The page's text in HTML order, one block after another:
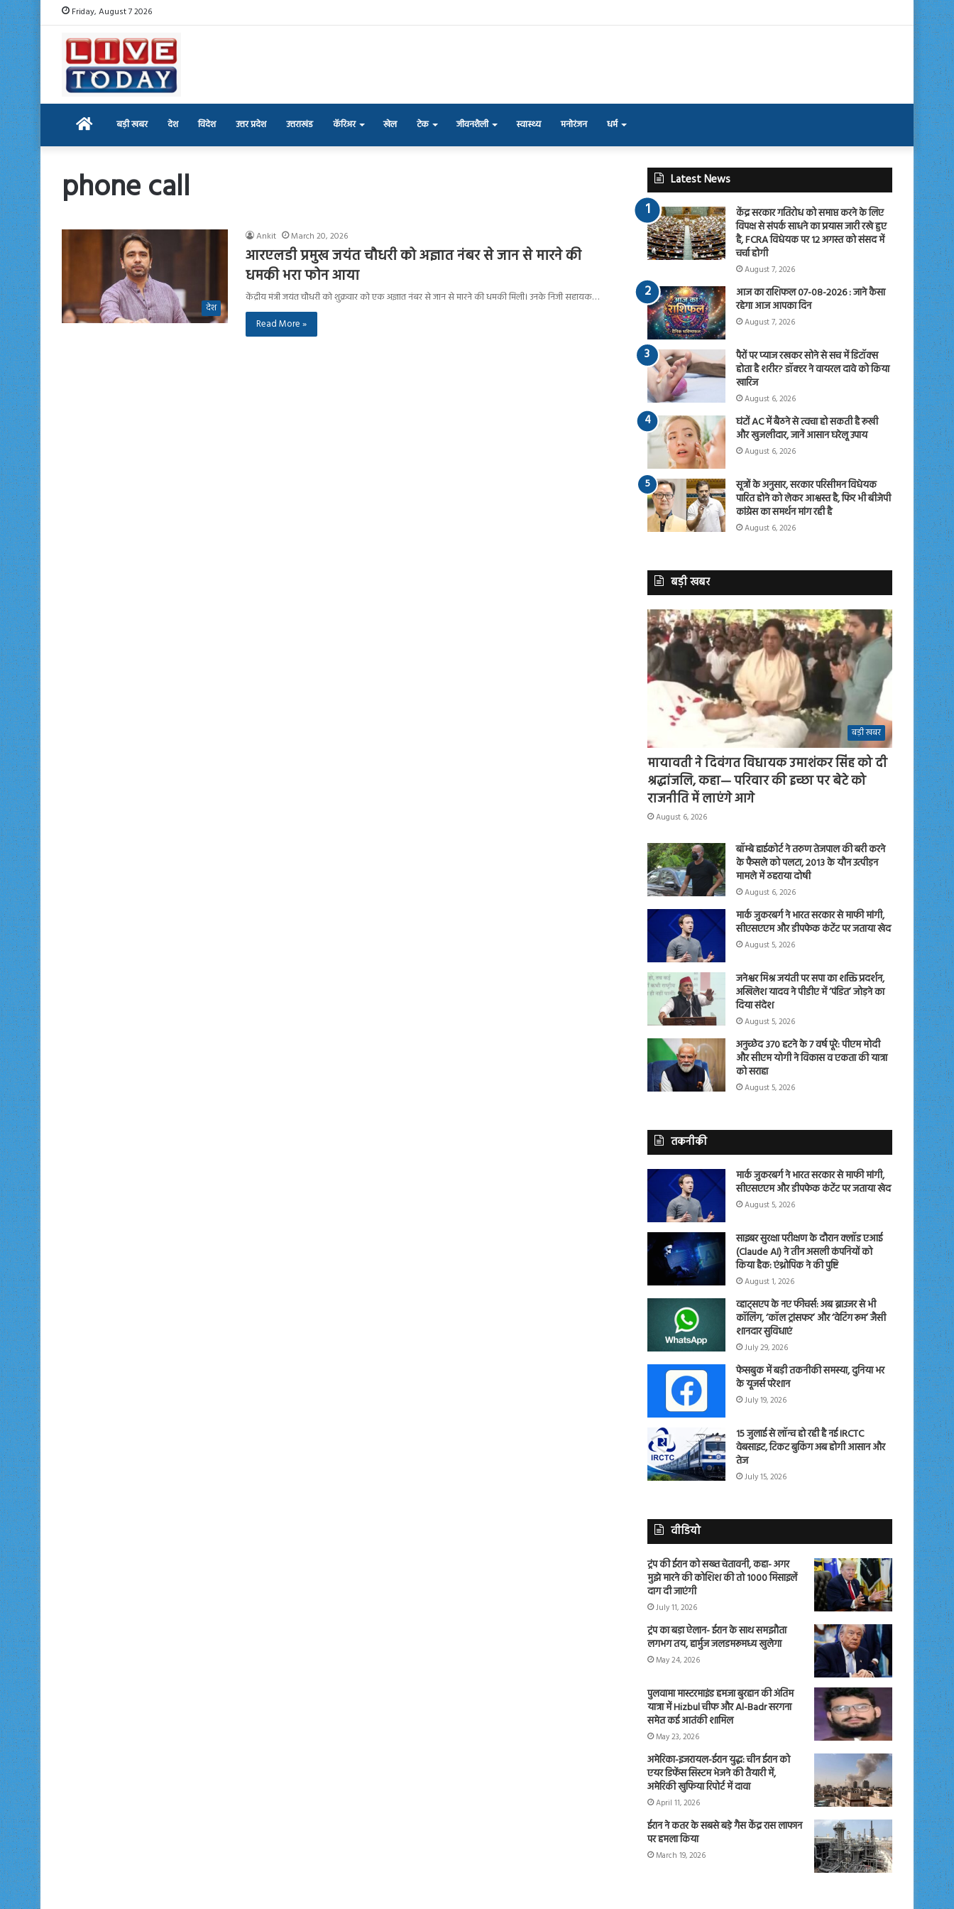
Friday, August 7 2026
Home बड़ी खबर देश विदेश उत्तर प्रदेश उत्तराखंड कॅरिअर खेल टेक जीवनशैली स्वास्थ्य मनोरंजन धर्म
phone call
देश
Ankit March 20, 2026
आरएलडी प्रमुख जयंत चौधरी को अज्ञात नंबर से जान से मारने की
धमकी भरा फोन आया
केंद्रीय मंत्री जयंत चौधरी को शुक्रवार को एक अज्ञात नंबर से जान से मारने की धमकी मिली। उनके निजी सहायक…
Read More »
Latest News
केंद्र सरकार गतिरोध को समाप्त करने के लिए
विपक्ष से संपर्क साधने का प्रयास जारी रखे हुए
है, FCRA विधेयक पर 12 अगस्त को संसद में
चर्चा होगी
August 7, 2026
आज का राशिफल 07-08-2026 : जाने कैसा
रहेगा आज आपका दिन
August 7, 2026
पैरों पर प्याज रखकर सोने से सच में डिटॉक्स
होता है शरीर? डॉक्टर ने वायरल दावे को किया
खारिज
August 6, 2026
घंटों AC में बैठने से त्वचा हो सकती है रूखी
और खुजलीदार, जानें आसान घरेलू उपाय
August 6, 2026
सूत्रों के अनुसार, सरकार परिसीमन विधेयक
पारित होने को लेकर आश्वस्त है, फिर भी बीजेपी
कांग्रेस का समर्थन मांग रही है
August 6, 2026
बड़ी खबर
बड़ी खबर
मायावती ने दिवंगत विधायक उमाशंकर सिंह को दी
श्रद्धांजलि, कहा— परिवार की इच्छा पर बेटे को
राजनीति में लाएंगे आगे
August 6, 2026
बॉम्बे हाईकोर्ट ने तरुण तेजपाल की बरी करने
के फैसले को पलटा, 2013 के यौन उत्पीड़न
मामले में ठहराया दोषी
August 6, 2026
मार्क जुकरबर्ग ने भारत सरकार से माफी मांगी,
सीएसएएम और डीपफेक कंटेंट पर जताया खेद
August 5, 2026
जनेश्वर मिश्र जयंती पर सपा का शक्ति प्रदर्शन,
अखिलेश यादव ने पीडीए में ‘पंडित’ जोड़ने का
दिया संदेश
August 5, 2026
अनुच्छेद 370 हटने के 7 वर्ष पूरे: पीएम मोदी
और सीएम योगी ने विकास व एकता की यात्रा
को सराहा
August 5, 2026
तकनीकी
मार्क जुकरबर्ग ने भारत सरकार से माफी मांगी,
सीएसएएम और डीपफेक कंटेंट पर जताया खेद
August 5, 2026
साइबर सुरक्षा परीक्षण के दौरान क्लॉड एआई
(Claude AI) ने तीन असली कंपनियों को
किया हैक: एंथ्रोपिक ने की पुष्टि
August 1, 2026
व्हाट्सएप के नए फीचर्स: अब ब्राउजर से भी
कॉलिंग, ‘कॉल ट्रांसफर’ और ‘वेटिंग रूम’ जैसी
शानदार सुविधाएं
July 29, 2026
फेसबुक में बड़ी तकनीकी समस्या, दुनिया भर
के यूजर्स परेशान
July 19, 2026
15 जुलाई से लॉन्च हो रही है नई IRCTC
वेबसाइट, टिकट बुकिंग अब होगी आसान और
तेज
July 15, 2026
वीडियो
ट्रंप की ईरान को सख्त चेतावनी, कहा- अगर
मुझे मारने की कोशिश की तो 1000 मिसाइलें
दाग दी जाएंगी
July 11, 2026
ट्रंप का बड़ा ऐलान- ईरान के साथ समझौता
लगभग तय, हार्मुज जलडमरूमध्य खुलेगा
May 24, 2026
पुलवामा मास्टरमाइंड हमजा बुरहान की अंतिम
यात्रा में Hizbul चीफ और Al-Badr सरगना
समेत कई आतंकी शामिल
May 23, 2026
अमेरिका-इजरायल-ईरान युद्ध: चीन ईरान को
एयर डिफेंस सिस्टम भेजने की तैयारी में,
अमेरिकी खुफिया रिपोर्ट में दावा
April 11, 2026
ईरान ने कतर के सबसे बड़े गैस केंद्र रास लाफान
पर हमला किया
March 19, 2026